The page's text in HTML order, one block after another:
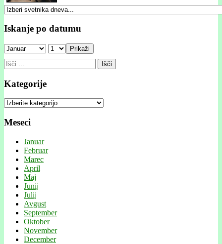
Iskanje po datumu
Prikaži
Išči:
Kategorije
Kategorije
Meseci
Januar
Februar
Marec
April
Maj
Junij
Julij
Avgust
September
Oktober
November
December